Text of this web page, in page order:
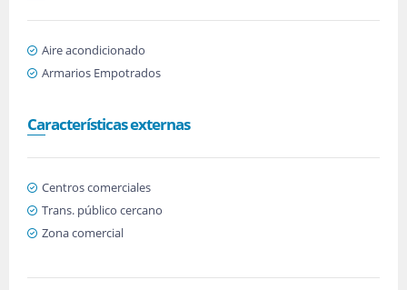
Aire acondicionado
Armarios Empotrados
Características externas
Centros comerciales
Trans. público cercano
Zona comercial